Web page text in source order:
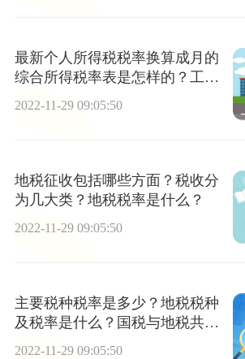
最新个人所得税税率换算成月的
综合所得税率表是怎样的？工资
2022-11-29 09:05:50
地税征收包括哪些方面？税收分
为几大类？地税税率是什么？
2022-11-29 09:05:50
主要税种税率是多少？地税税种
及税率是什么？国税与地税共享
征收是什么？
2022-11-29 09:05:50